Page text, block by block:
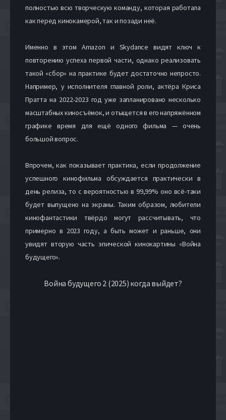
полностью всю творческую команду, которая работала
как перед кинокамерой, так и позади неё.
Именно в этом Amazon и Skydance видят ключ к
повторению успеха первой части, однако реализовать
такой «сбор» на практике будет достаточно непросто.
Например, у исполнителя главной роли, актёра Криса
Пратта на 2022-2023 год уже запланировано несколько
масштабных киносъёмок, и отыщется в его напряжённом
графике время для ещё одного фильма — очень
большой вопрос.
Впрочем, как показывает практика, если продолжение
успешного кинофильма обсуждается практически в
день релиза, то с вероятностью в 99,99% оно всё-таки
будет выпущено на экраны. Таким образом, любители
кинофантастики твёрдо могут рассчитывать, что
примерно в 2023 году, а быть может и раньше, они
увидят вторую часть эпической кинокартины «Война
будущего».
Война будущего 2 (2025) когда выйдет?